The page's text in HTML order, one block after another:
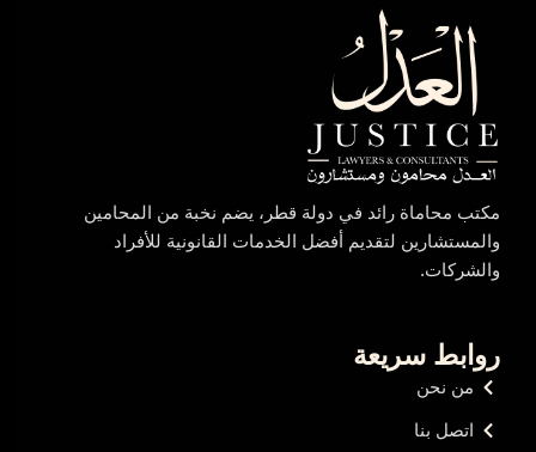
مكتب محاماة رائد في دولة قطر، يضم نخبة من المحامين
والمستشارين لتقديم أفضل الخدمات القانونية للأفراد
والشركات.
روابط سريعة
من نحن
اتصل بنا